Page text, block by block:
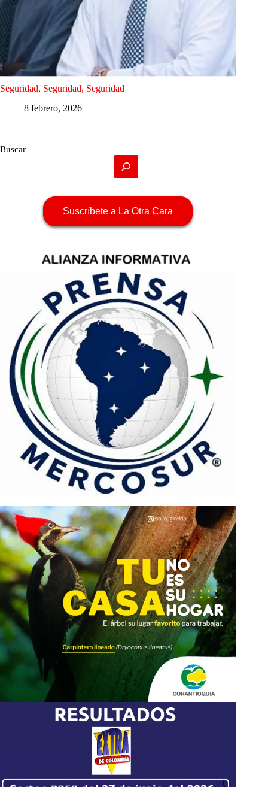
Seguridad, Seguridad, Seguridad
8 febrero, 2026
Buscar
Suscríbete a La Otra Cara